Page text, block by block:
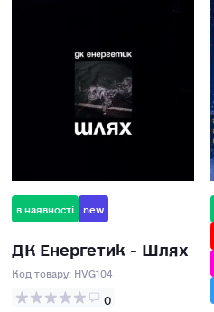
в наявності new
ДК Енергетик - Шлях
Код товару: HVG104
0